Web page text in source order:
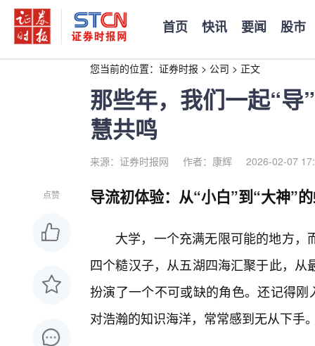
首页 快讯 要闻 股市
您当前的位置： 证券时报 > 公司 > 正文
那些年，我们一起“
慧共鸣
来源：证券时报网 作者：康辉 2026-02-07
点赞 导流初体验：从“小白”到“大神”
大学，一个充满无限可能的地方
四个糙汉子，从五湖四海汇聚于此，
扮演了一个不可或缺的角色。还记得
对浩瀚的知识海洋，常常感到无从下手